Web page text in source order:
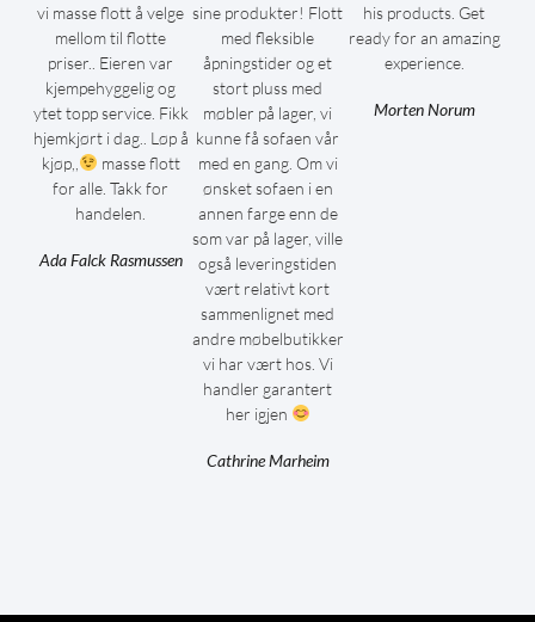
vi masse flott å velge
mellom til flotte
priser.. Eieren var
kjempehyggelig og
ytet topp service. Fikk
hjemkjørt i dag.. Løp å
kjøp,,
masse flott
for alle. Takk for
handelen.
Ada Falck Rasmussen
sine produkter! Flott
med fleksible
åpningstider og et
stort pluss med
møbler på lager, vi
kunne få sofaen vår
med en gang. Om vi
ønsket sofaen i en
annen farge enn de
som var på lager, ville
også leveringstiden
vært relativt kort
sammenlignet med
andre møbelbutikker
vi har vært hos. Vi
handler garantert
her igjen
Cathrine Marheim
his products. Get
ready for an amazing
experience.
Morten Norum